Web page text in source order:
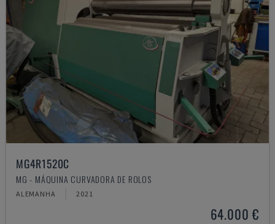
MG4R1520C
MG - MÁQUINA CURVADORA DE ROLOS
ALEMANHA 2021
64.000 €